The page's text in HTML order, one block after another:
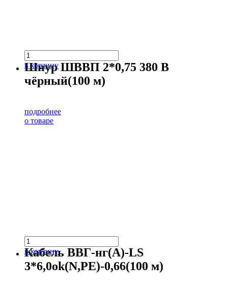
в корзину
Шнур ШВВП 2*0,75 380 В
чёрный(100 м)
подробнее
о товаре
в корзину
Кабель ВВГ-нг(А)-LS
3*6,0ok(N,PE)-0,66(100 м)